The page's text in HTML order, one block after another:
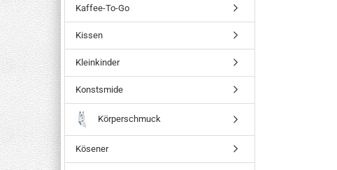
Kaffee-To-Go
Kissen
Kleinkinder
Konstsmide
Körperschmuck
Kösener